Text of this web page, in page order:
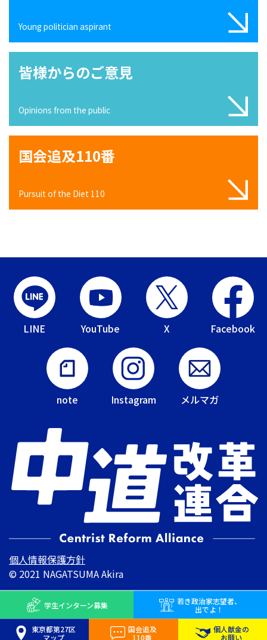
Young politician aspirant
皆様からのご意見
Opinions from the public
国会追及110番
Pursuit of the Diet 110
LINE YouTube X Facebook
note Instagram メルマガ
個人情報保護方針
© 2021 NAGATSUMA Akira
学生インターン募集 若き政治家志望者、
出でよ！
東京都第27区
マップ
国会追及
110番
個人献金の
お願い